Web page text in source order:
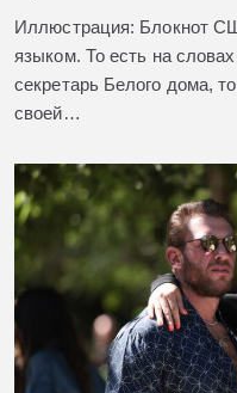
Иллюстрация: Блокнот
языком. То есть на
секретарь Белого дома,
своей…